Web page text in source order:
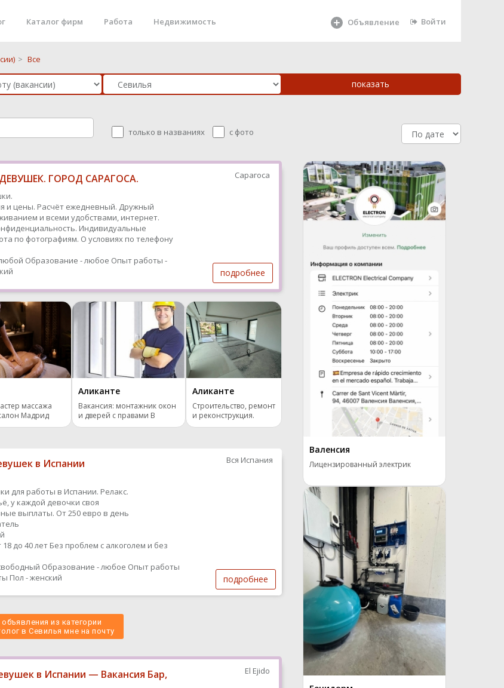
Каталог фирм Работа Недвижимость Объявление Войти
> Все
только в названиях с фото
ГОРОД САРАГОСА.
и цены. Расчёт ежедневный. Дружный
и всеми удобствами, интернет.
Индивидуальные
по фотографиям. О условиях по телефону
Образование - любое Опыт работы -
Сарагоса
подробнее
массажа
Мадрид
Аликанте
Вакансия: монтажник окон
и дверей с правами B
Аликанте
Строительство, ремонт
и реконструкция.
в Испании
для работы в Испании. Релакс.
у каждой девочки своя
выплаты. От 250 евро в день
до 40 лет Без проблем с алкоголем и без
Образование - любое Опыт работы
Пол - женский
Вся Испания
подробнее
из категории
в Севилья мне на почту
в Испании — Вакансия Бар,
El Ejido
Валенсия
Лицензированный электрик